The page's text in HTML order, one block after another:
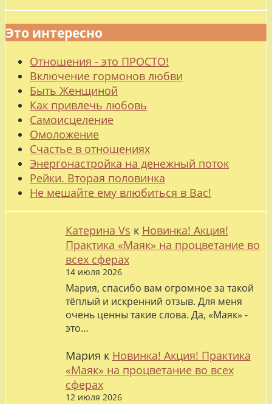
Это интересно
Отношения - это ПРОСТО!
Включение гормонов любви
Быть Женщиной
Как привлечь любовь
Самоисцеление
Омоложение
Счастье в отношениях
Энергонастройка на денежный поток
Рейки. Вторая половинка
Не мешайте ему влюбиться в Вас!
Катерина Vs к Новинка! Акция!
Практика «Маяк» на процветание во
всех сферах
14 июля 2026
Мария, спасибо вам огромное за такой
тёплый и искренний отзыв. Для меня
очень ценны такие слова. Да, «Маяк» -
это…
Мария к Новинка! Акция! Практика
«Маяк» на процветание во всех
сферах
12 июля 2026